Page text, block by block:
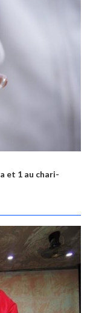
et 1 au chari-